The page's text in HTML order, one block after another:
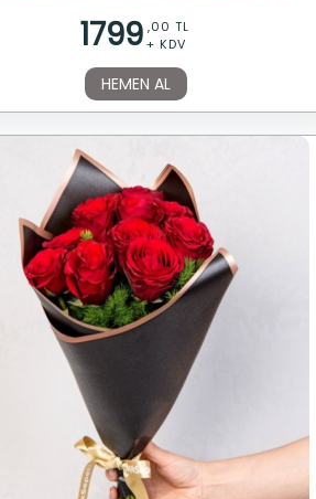
1799 ,00 TL
+ KDV
HEMEN AL